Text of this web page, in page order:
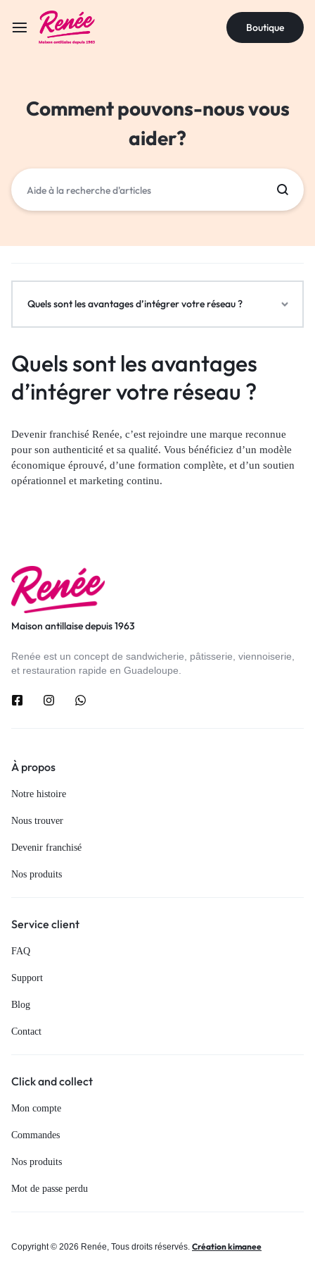
Boutique
Comment pouvons-nous vous
aider?
Quels sont les avantages
d’intégrer votre réseau ?
Devenir franchisé Renée, c’est rejoindre une marque reconnue
pour son authenticité et sa qualité. Vous bénéficiez d’un modèle
économique éprouvé, d’une formation complète, et d’un soutien
opérationnel et marketing continu.
Quels sont les avantages d’intégrer votre réseau ?
Maison antillaise depuis 1963
Renée est un concept de sandwicherie, pâtisserie, viennoiserie,
et restauration rapide en Guadeloupe.
À propos
Notre histoire
Nous trouver
Devenir franchisé
Nos produits
Service client
FAQ
Support
Blog
Contact
Click and collect
Mon compte
Commandes
Nos produits
Mot de passe perdu
Copyright © 2026 Renée, Tous droits réservés. Création kimanee